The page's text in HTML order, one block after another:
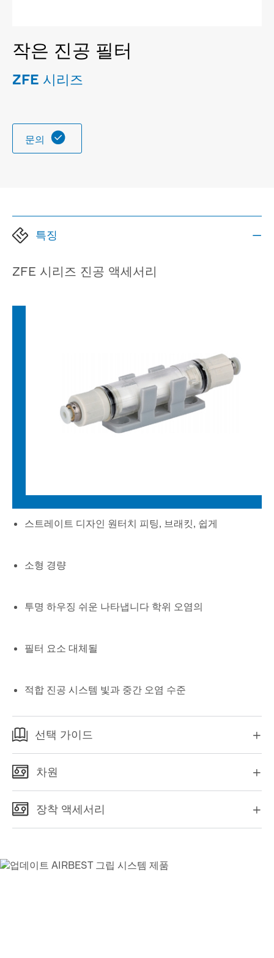
작은 진공 필터
ZFE 시리즈
문의 
특징 
ZFE 시리즈 진공 액세서리
스트레이트 디자인 원터치 피팅, 브래킷, 쉽게
소형 경량
투명 하우징 쉬운 나타냅니다 학위 오염의
필터 요소 대체될
적합 진공 시스템 빛과 중간 오염 수준
선택 가이드 
차원 
장착 액세서리 